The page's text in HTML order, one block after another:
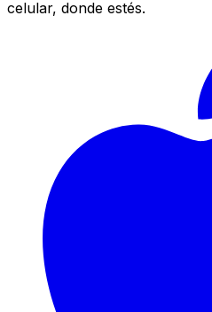
celular, donde estés.